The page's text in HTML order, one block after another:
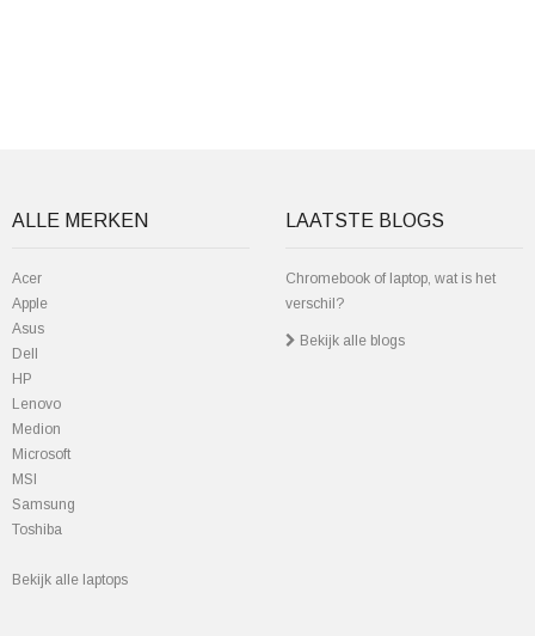
ALLE MERKEN
Acer
Apple
Asus
Dell
HP
Lenovo
Medion
Microsoft
MSI
Samsung
Toshiba
Bekijk alle laptops
LAATSTE BLOGS
Chromebook of laptop, wat is het
verschil?
Bekijk alle blogs